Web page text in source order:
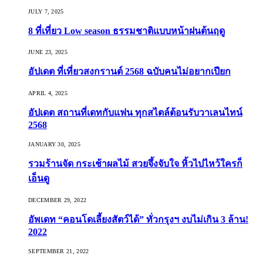
JULY 7, 2025
8 ที่เที่ยว Low season ธรรมชาติแบบหน้าฝนต้นฤดู️
JUNE 23, 2025
อัปเดต ที่เที่ยวสงกรานต์ 2568 ฉบับคนไม่อยากเปียก
APRIL 4, 2025
อัปเดต สถานที่เดทกับแฟน ทุกสไตล์ต้อนรับวาเลนไทน์
2568
JANUARY 30, 2025
รวมร้านจัด กระเช้าผลไม้ สวยจึ้งจับใจ หิ้วไปไหว้ใครก็
เอ็นดู
DECEMBER 29, 2022
อัพเดท “คอนโดเลี้ยงสัตว์ได้” ทั่วกรุงฯ งบไม่เกิน 3 ล้าน!
2022
SEPTEMBER 21, 2022